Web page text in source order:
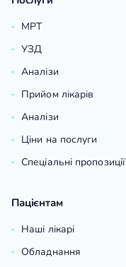
МРТ
УЗД
Аналізи
Прийом лікарів
Аналізи
Ціни на послуги
Спеціальні пропозиції
Пацієнтам
Наші лікарі
Обладнання